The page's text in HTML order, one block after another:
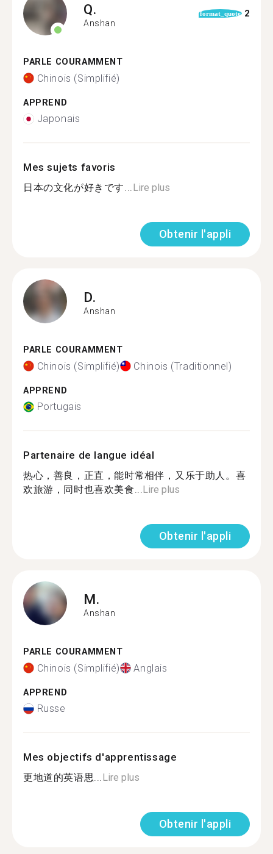
Q.
Anshan
format_quote 2
PARLE COURAMMENT
Chinois (Simplifié)
APPREND
Japonais
Mes sujets favoris
日本の文化が好きです...Lire plus
Obtenir l'appli
D.
Anshan
PARLE COURAMMENT
Chinois (Simplifié) Chinois (Traditionnel)
APPREND
Portugais
Partenaire de langue idéal
热心，善良，正直，能时常相伴，又乐于助人。喜
欢旅游，同时也喜欢美食...Lire plus
Obtenir l'appli
M.
Anshan
PARLE COURAMMENT
Chinois (Simplifié) Anglais
APPREND
Russe
Mes objectifs d'apprentissage
更地道的英语思...Lire plus
Obtenir l'appli